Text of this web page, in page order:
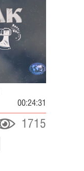
00:24:31
1715